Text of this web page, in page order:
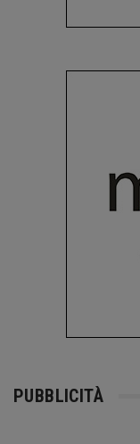
PUBBLICITÀ